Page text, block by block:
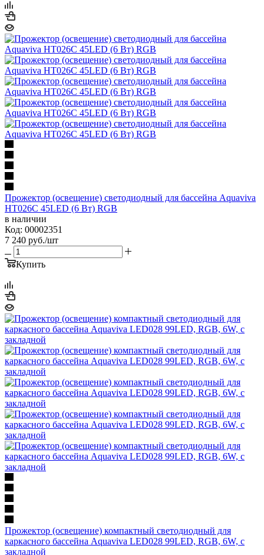
Прожектор (освещение) светодиодный для бассейна Aquaviva
HT026C 45LED (6 Вт) RGB
в наличии
Код: 00002351
7 240 руб./шт
Купить
Прожектор (освещение) компактный светодиодный для
каркасного бассейна Aquaviva LED028 99LED, RGB, 6W, с
закладной